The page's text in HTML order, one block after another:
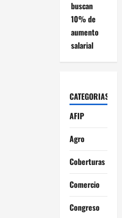
buscan
10% de
aumento
salarial
CATEGORIAS
AFIP
Agro
Coberturas
Comercio
Congreso